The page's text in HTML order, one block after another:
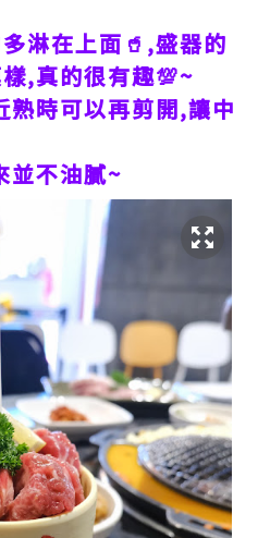
淋在上面🥤,盛器的
,真的很有趣💯~
熟時可以再剪開,讓中
並不油膩~